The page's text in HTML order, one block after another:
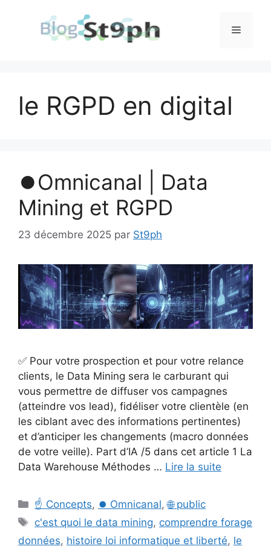
Menu
le RGPD en digital
⏺️Omnicanal | Data
Mining et RGPD
23 décembre 2025 par St9ph
✅ Pour votre prospection et pour votre relance
clients, le Data Mining sera le carburant qui
vous permettre de diffuser vos campagnes
(atteindre vos lead), fidéliser votre clientèle (en
les ciblant avec des informations pertinentes)
et d’anticiper les changements (macro données
de votre veille). Part d’IA /5 dans cet article 1 La
Data Warehouse Méthodes … Lire la suite
Catégories
☝️ Concepts, ⏺️ Omnicanal,🌐 public
Étiquettes
c'est quoi le data mining, comprendre forage
données, histoire loi informatique et liberté, le